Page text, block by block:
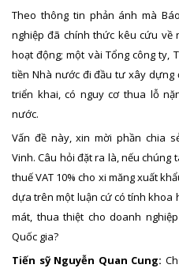
Theo thông tin phản ánh mà
nghiệp đã chính thức kêu cứu về
hoạt động; một vài Tổng công ty,
tiền Nhà nước đi đầu tư xây
triển khai, có nguy cơ thua lỗ
nước.
Vấn đề này, xin mời phần chia
Vinh. Câu hỏi đặt ra là, nếu
thuế VAT 10% cho xi măng xuất
dựa trên một luận cứ có tính khoa
mát, thua thiệt cho doanh
Quốc gia?
Tiến sỹ Nguyễn Quan Cung: